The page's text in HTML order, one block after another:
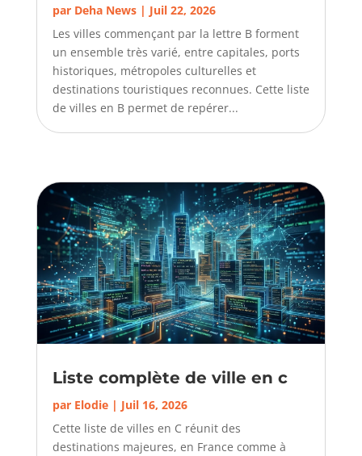
par Deha News| Juil 22, 2026
Les villes commençant par la lettre B forment
un ensemble très varié, entre capitales, ports
historiques, métropoles culturelles et
destinations touristiques reconnues. Cette liste
de villes en B permet de repérer...
Liste complète de ville en c
par Elodie| Juil 16, 2026
Cette liste de villes en C réunit des
destinations majeures, en France comme à